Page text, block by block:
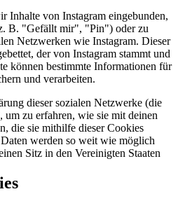
Inhalte von Instagram eingebunden,
B. "Gefällt mir", "Pin") oder zu
Netzwerken wie Instagram. Dieser
der von Instagram stammt und
können bestimmte Informationen für
und verarbeiten.
dieser sozialen Netzwerke (die
um zu erfahren, wie sie mit deinen
die sie mithilfe dieser Cookies
werden so weit wie möglich
Sitz in den Vereinigten Staaten